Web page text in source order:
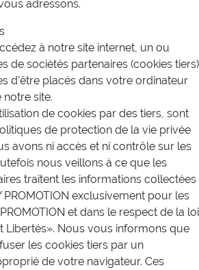
adressons.
à notre site internet, un ou
de sociétés partenaires (cookies tiers)
d’être placés dans votre ordinateur
notre site.
de cookies par des tiers, sont
de protection de la vie privée
avons ni accès et ni contrôle sur les
nous veillons à ce que les
traitent les informations collectées
PROMOTION exclusivement pour les
et dans le respect de la loi
Libertés». Nous vous informons que
les cookies tiers par un
de votre navigateur. Ces